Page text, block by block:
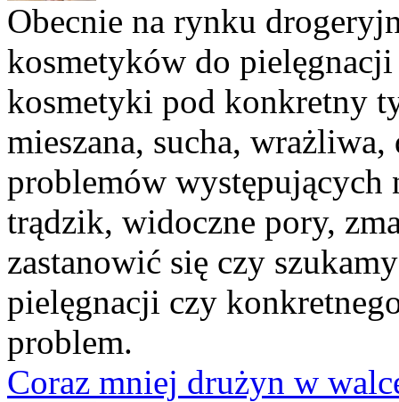
Obecnie na rynku
kosmetyków do
kosmetyki pod konkretny
mieszana, sucha,
problemów występujących
trądzik, widoczne pory,
zastanowić się czy
pielęgnacji czy
problem.
Coraz mniej drużyn w